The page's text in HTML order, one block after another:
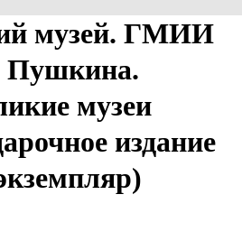
музей. ГМИИ
Пушкина.
музеи
издание